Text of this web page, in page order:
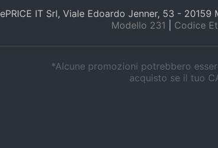
ePRICE IT Srl, Viale Edoardo Jenner, 53 -
Modello 231
Codice
*Alcune promozioni potrebbero
acquisto se il tuo